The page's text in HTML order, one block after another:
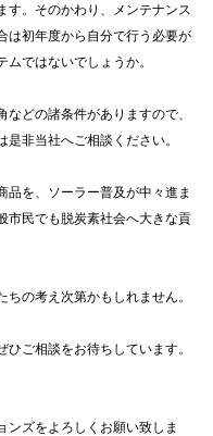
す。そのかわり、メンテナンス
は初年度から自分で行う必要が
ではないでしょうか。
どの諸条件がありますので、
是非当社へご相談ください。
品を、ソーラー普及が中々進ま
市民でも脱炭素社会へ大きな貢
の考え次第かもしれません。
ご相談をお待ちしています。
ンズをよろしくお願い致しま